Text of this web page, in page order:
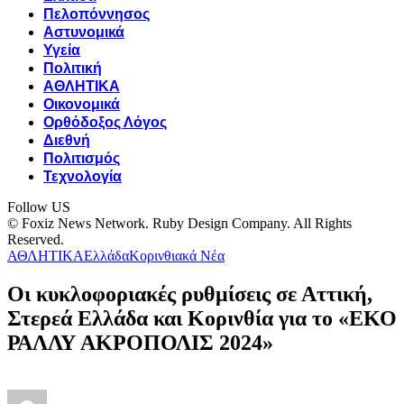
Πελοπόννησος
Αστυνομικά
Υγεία
Πολιτική
ΑΘΛΗΤΙΚΑ
Οικονομικά
Ορθόδοξος Λόγος
Διεθνή
Πολιτισμός
Τεχνολογία
Follow US
© Foxiz News Network. Ruby Design Company. All Rights
Reserved.
ΑΘΛΗΤΙΚΑΕλλάδαΚορινθιακά Νέα
Οι κυκλοφοριακές ρυθμίσεις σε Αττική,
Στερεά Ελλάδα και Κορινθία για το «ΕΚΟ
ΡΑΛΛΥ ΑΚΡΟΠΟΛΙΣ 2024»